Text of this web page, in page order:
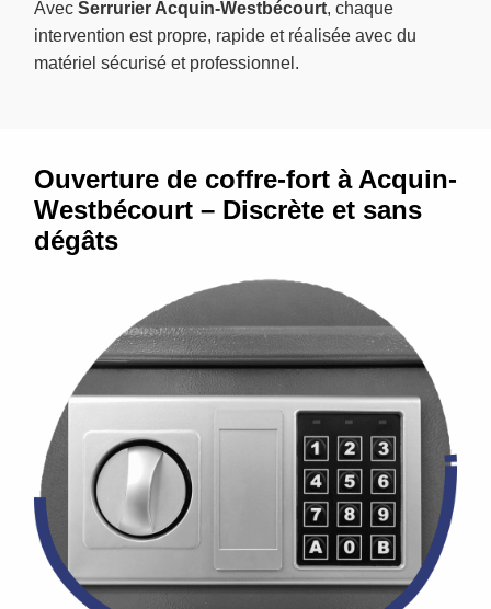
Avec Serrurier Acquin-Westbécourt, chaque
intervention est propre, rapide et réalisée avec du
matériel sécurisé et professionnel.
Ouverture de coffre-fort à Acquin-
Westbécourt – Discrète et sans
dégâts